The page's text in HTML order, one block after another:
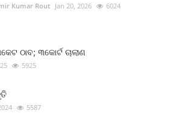
Kumar Rout Jan 20, 2026 6024
ଠାବ; ୩କୋର୍ଟ ଚାଲାଣ
5925
5587